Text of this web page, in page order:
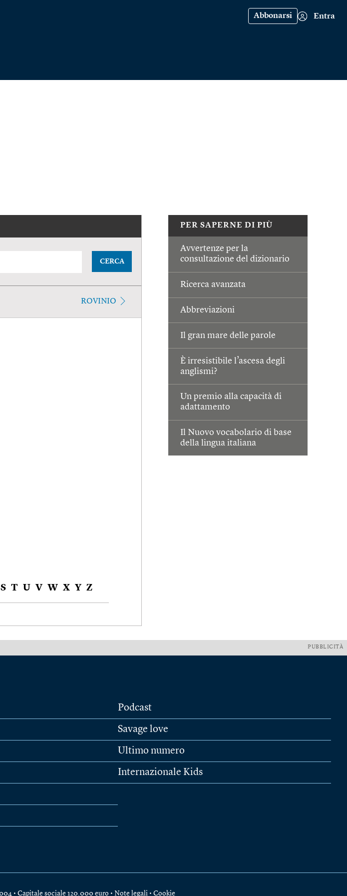
Abbonarsi Entra
PER SAPERNE DI PIÙ
Avvertenze per la
consultazione del dizionario
Ricerca avanzata
Abbreviazioni
Il gran mare delle parole
È irresistibile l’ascesa degli
anglismi?
Un premio alla capacità di
adattamento
Il Nuovo vocabolario di base
della lingua italiana
CERCA
ROVINIO
S T U V W X Y Z
PUBBLICITÀ
Podcast
Savage love
Ultimo numero
Internazionale Kids
• Capitale sociale 120.000 euro • Note legali • Cookie